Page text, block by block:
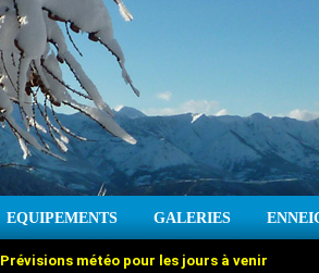
EQUIPEMENTS GALERIES
Prévisions météo pour les jours à venir